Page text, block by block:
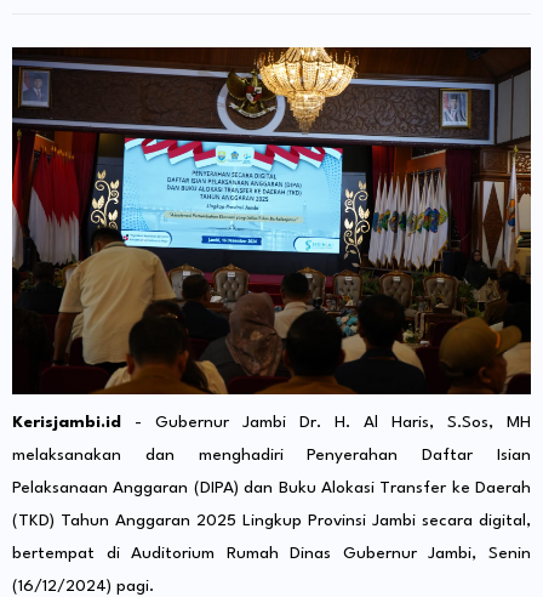
Kerisjambi.id
- Gubernur Jambi Dr. H. Al Haris, S.Sos, MH
melaksanakan dan menghadiri Penyerahan Daftar Isian
Pelaksanaan Anggaran (DIPA) dan Buku Alokasi Transfer ke Daerah
(TKD) Tahun Anggaran 2025 Lingkup Provinsi Jambi secara digital,
bertempat di Auditorium Rumah Dinas Gubernur Jambi, Senin
(16/12/2024) pagi.